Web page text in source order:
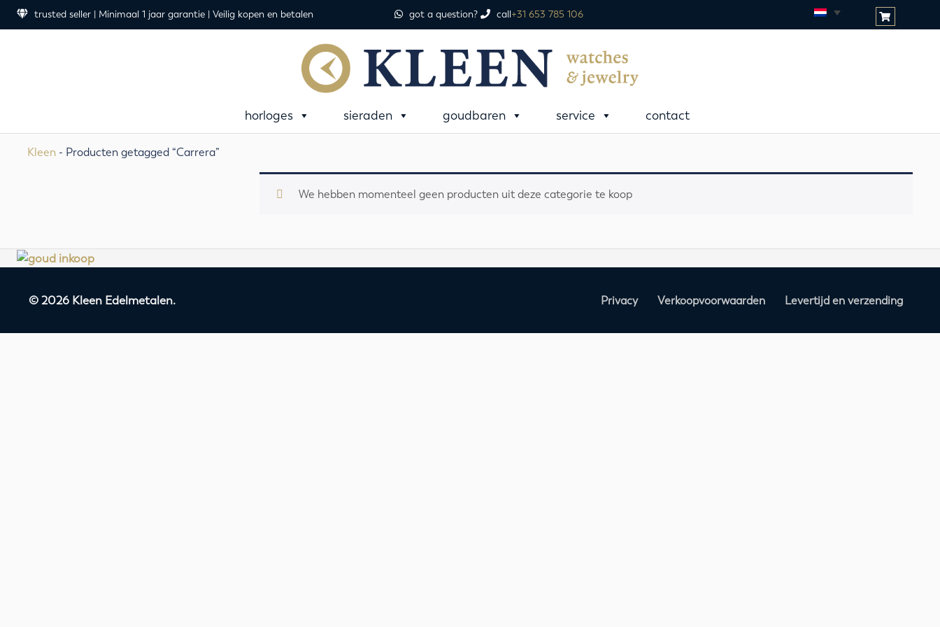
trusted seller | Minimaal 1 jaar garantie | Veilig kopen en betalen got a question? call+31 653 785 106
horloges sieraden goudbaren service contact
Kleen - Producten getagged “Carrera”
We hebben momenteel geen producten uit deze categorie te koop
© 2026 Kleen Edelmetalen. Privacy Verkoopvoorwaarden Levertijd en verzending